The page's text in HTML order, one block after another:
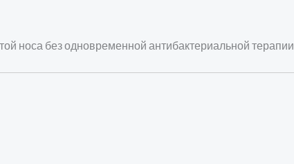
носа без одновременной антибактериальной терапии.